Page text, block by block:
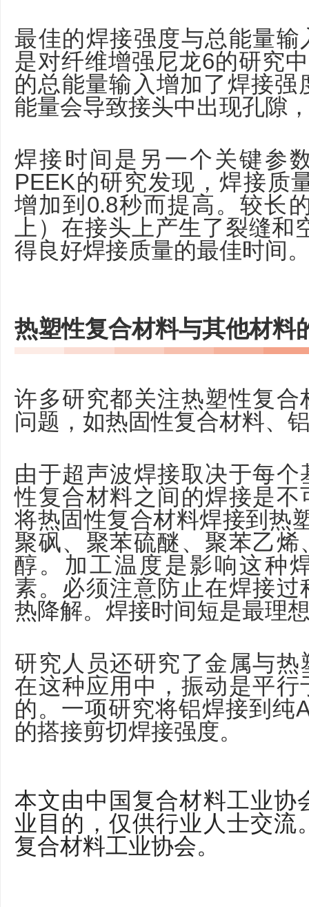
最佳的焊接强度与总能量
是对纤维增强尼龙6的研究
的总能量输入增加了焊接强
能量会导致接头中出现孔隙
焊接时间是另一个关键参
PEEK的研究发现，焊接质
增加到0.8秒而提高。较长
上）在接头上产生了裂缝和
得良好焊接质量的最佳时间
热塑性复合材料与其他材料
许多研究都关注热塑性复
问题，如热固性复合材料、
由于超声波焊接取决于每
性复合材料之间的焊接是
将热固性复合材料焊接到热
聚砜、聚苯硫醚、聚苯乙
醇。加工温度是影响这种
素。必须注意防止在焊接
热降解。焊接时间短是最理
研究人员还研究了金属与
在这种应用中，振动是平
的。一项研究将铝焊接到纯
的搭接剪切焊接强度。
本文由中国复合材料工业协
业目的，仅供行业人士交流
复合材料工业协会。